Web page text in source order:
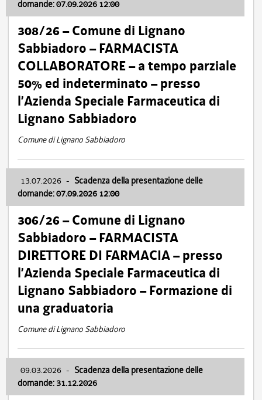
domande: 07.09.2026 12:00
308/26 – Comune di Lignano
Sabbiadoro – FARMACISTA
COLLABORATORE – a tempo parziale
50% ed indeterminato – presso
l’Azienda Speciale Farmaceutica di
Lignano Sabbiadoro
Comune di Lignano Sabbiadoro
13.07.2026 - Scadenza della presentazione delle
domande: 07.09.2026 12:00
306/26 – Comune di Lignano
Sabbiadoro – FARMACISTA
DIRETTORE DI FARMACIA – presso
l’Azienda Speciale Farmaceutica di
Lignano Sabbiadoro – Formazione di
una graduatoria
Comune di Lignano Sabbiadoro
09.03.2026 - Scadenza della presentazione delle
domande: 31.12.2026